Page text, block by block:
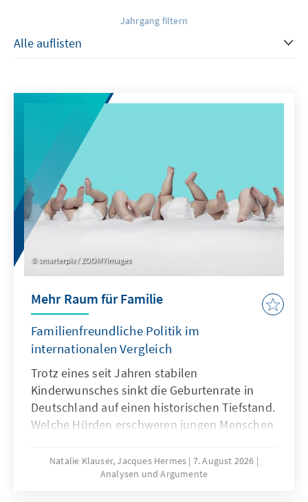
Jahrgang filtern
smarterpix / ZOOMYimages
Mehr Raum für Familie
Familienfreundliche Politik im
internationalen Vergleich
Trotz eines seit Jahren stabilen
Kinderwunsches sinkt die Geburtenrate in
Deutschland auf einen historischen Tiefstand.
Welche Hürden erschweren jungen Menschen
Rahmenbedingungen können dazu beitragen,
dass mehr Kinderwünsche verwirklicht
Natalie Klauser, Jacques Hermes 7. August 2026
Analysen und Argumente